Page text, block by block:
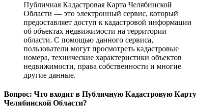
Публичная Кадастровая Карта Челябинской
Области — это электронный сервис, который
предоставляет доступ к кадастровой информации
об объектах недвижимости на территории
области. С помощью данного сервиса,
пользователи могут просмотреть кадастровые
номера, технические характеристики объектов
недвижимости, права собственности и многие
другие данные.
Вопрос: Что входит в Публичную Кадастровую Карту
Челябинской Области?